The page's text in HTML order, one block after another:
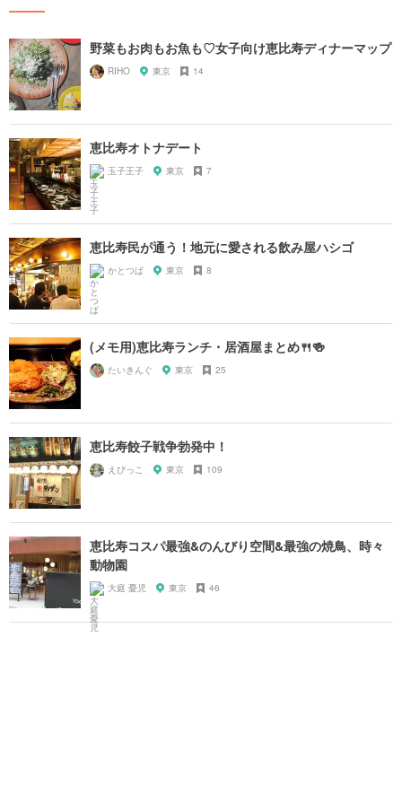
野菜もお肉もお魚も♡女子向け恵比寿ディナーマップ
RIHO 東京 14
恵比寿オトナデート
玉子王子 東京 7
恵比寿民が通う！地元に愛される飲み屋ハシゴ
かとつば 東京 8
(メモ用)恵比寿ランチ・居酒屋まとめ🍴🍻
たいきんぐ 東京 25
恵比寿餃子戦争勃発中！
えびっこ 東京 109
恵比寿コスパ最強&のんびり空間&最強の焼鳥、時々
動物園
大庭 憂児 東京 46